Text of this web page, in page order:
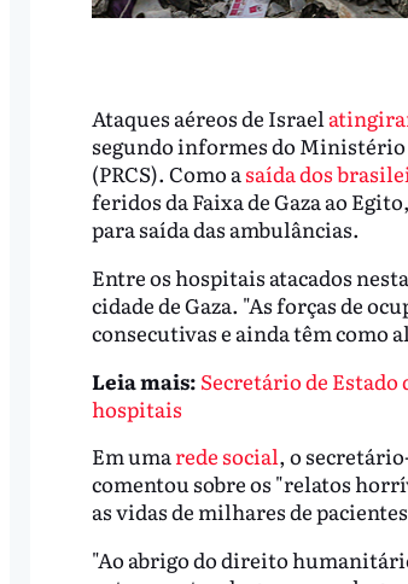
Ataques aéreos de Israel
segundo informes do Ministério
(PRCS). Como a saída dos
feridos da Faixa de Gaza ao
para saída das ambulâncias.
Entre os hospitais atacados
cidade de Gaza. "As forças de
consecutivas e ainda têm como
Leia mais: Secretário de Estado
hospitais
Em umarede social, o
comentou sobre os "relatos
as vidas de milhares de
"Ao abrigo do direito